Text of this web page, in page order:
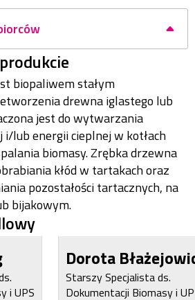
biopaliwem stałym
drewna iglastego lub
jest do wytwarzania
lub energii cieplnej w kotłach
biomasy. Zrębka drzewna
kłód w tartakach oraz
pozostałości tartacznych, na
bijakowym.
i UPS
Dorota
Starszy Specjalista ds.
Dokumentacji Biomasy i